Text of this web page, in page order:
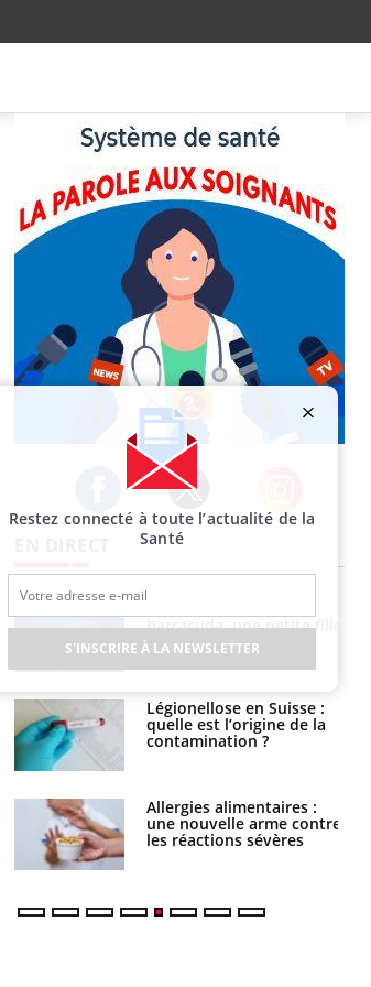
Facebook Twitter Instagram
barracuda, une petite fille
secourue grâce à un
réflexe essentiel
Légionellose en Suisse :
quelle est l’origine de la
contamination ?
Allergies alimentaires :
une nouvelle arme contre
les réactions sévères
Restez connecté à toute l’actualité de la
Santé
S'INSCRIRE À LA NEWSLETTER